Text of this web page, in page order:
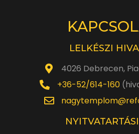
LELKÉSZI
4026 Debrecen,
+36-52/614-160